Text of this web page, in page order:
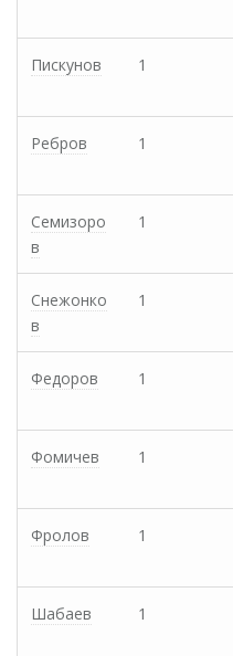
Пискунов 1
Ребров 1
Семизоро
в
1
Снежонко
в
1
Федоров 1
Фомичев 1
Фролов 1
Шабаев 1